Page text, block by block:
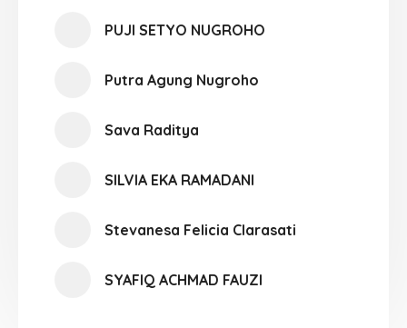
PUJI SETYO NUGROHO
Putra Agung Nugroho
Sava Raditya
SILVIA EKA RAMADANI
Stevanesa Felicia Clarasati
SYAFIQ ACHMAD FAUZI